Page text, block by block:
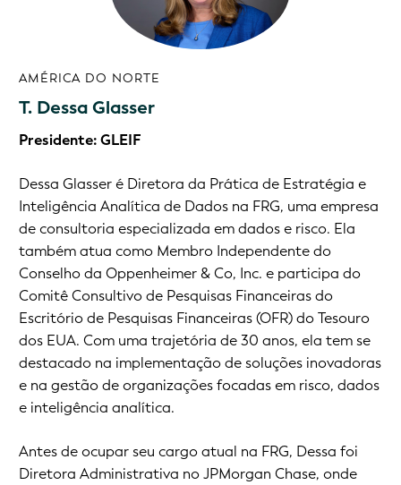
AMÉRICA DO NORTE
T. Dessa Glasser
Presidente: GLEIF
Dessa Glasser é Diretora da Prática de Estratégia e
Inteligência Analítica de Dados na FRG, uma empresa
de consultoria especializada em dados e risco. Ela
também atua como Membro Independente do
Conselho da Oppenheimer & Co, Inc. e participa do
Comitê Consultivo de Pesquisas Financeiras do
Escritório de Pesquisas Financeiras (OFR) do Tesouro
dos EUA. Com uma trajetória de 30 anos, ela tem se
destacado na implementação de soluções inovadoras
e na gestão de organizações focadas em risco, dados
e inteligência analítica.
Antes de ocupar seu cargo atual na FRG, Dessa foi
Diretora Administrativa no JPMorgan Chase, onde